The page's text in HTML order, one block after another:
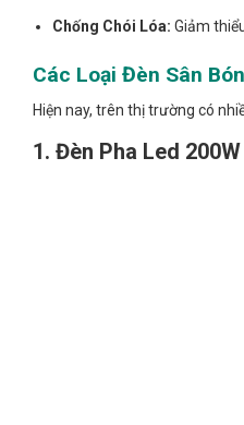
Chống Chói Lóa: Giảm
Các Loại Đèn Sân
Hiện nay, trên thị trường có
1. Đèn Pha Led